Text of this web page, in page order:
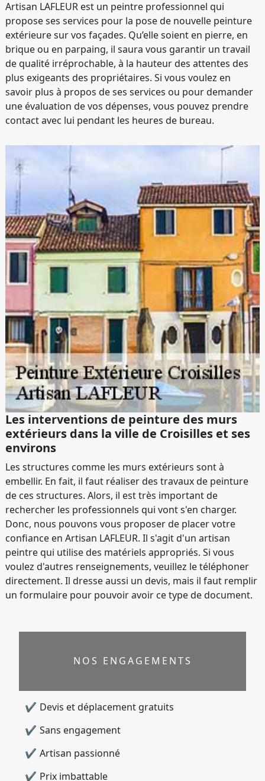
Artisan LAFLEUR est un peintre professionnel qui
propose ses services pour la pose de nouvelle peinture
extérieure sur vos façades. Qu’elle soient en pierre, en
brique ou en parpaing, il saura vous garantir un travail
de qualité irréprochable, à la hauteur des attentes des
plus exigeants des propriétaires. Si vous voulez en
savoir plus à propos de ses services ou pour demander
une évaluation de vos dépenses, vous pouvez prendre
contact avec lui pendant les heures de bureau.
Les interventions de peinture des murs
extérieurs dans la ville de Croisilles et ses
environs
Les structures comme les murs extérieurs sont à
embellir. En fait, il faut réaliser des travaux de peinture
de ces structures. Alors, il est très important de
rechercher les professionnels qui vont s'en charger.
Donc, nous pouvons vous proposer de placer votre
confiance en Artisan LAFLEUR. Il s'agit d'un artisan
peintre qui utilise des matériels appropriés. Si vous
voulez d'autres renseignements, veuillez le téléphoner
directement. Il dresse aussi un devis, mais il faut remplir
un formulaire pour pouvoir avoir ce type de document.
NOS ENGAGEMENTS
Devis et déplacement gratuits
Sans engagement
Artisan passionné
Prix imbattable